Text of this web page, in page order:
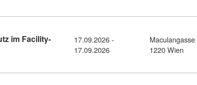
im Facility-
Brandschutz im Facility-Management
17.09.2026 -
17.09.2026
1220 Wien